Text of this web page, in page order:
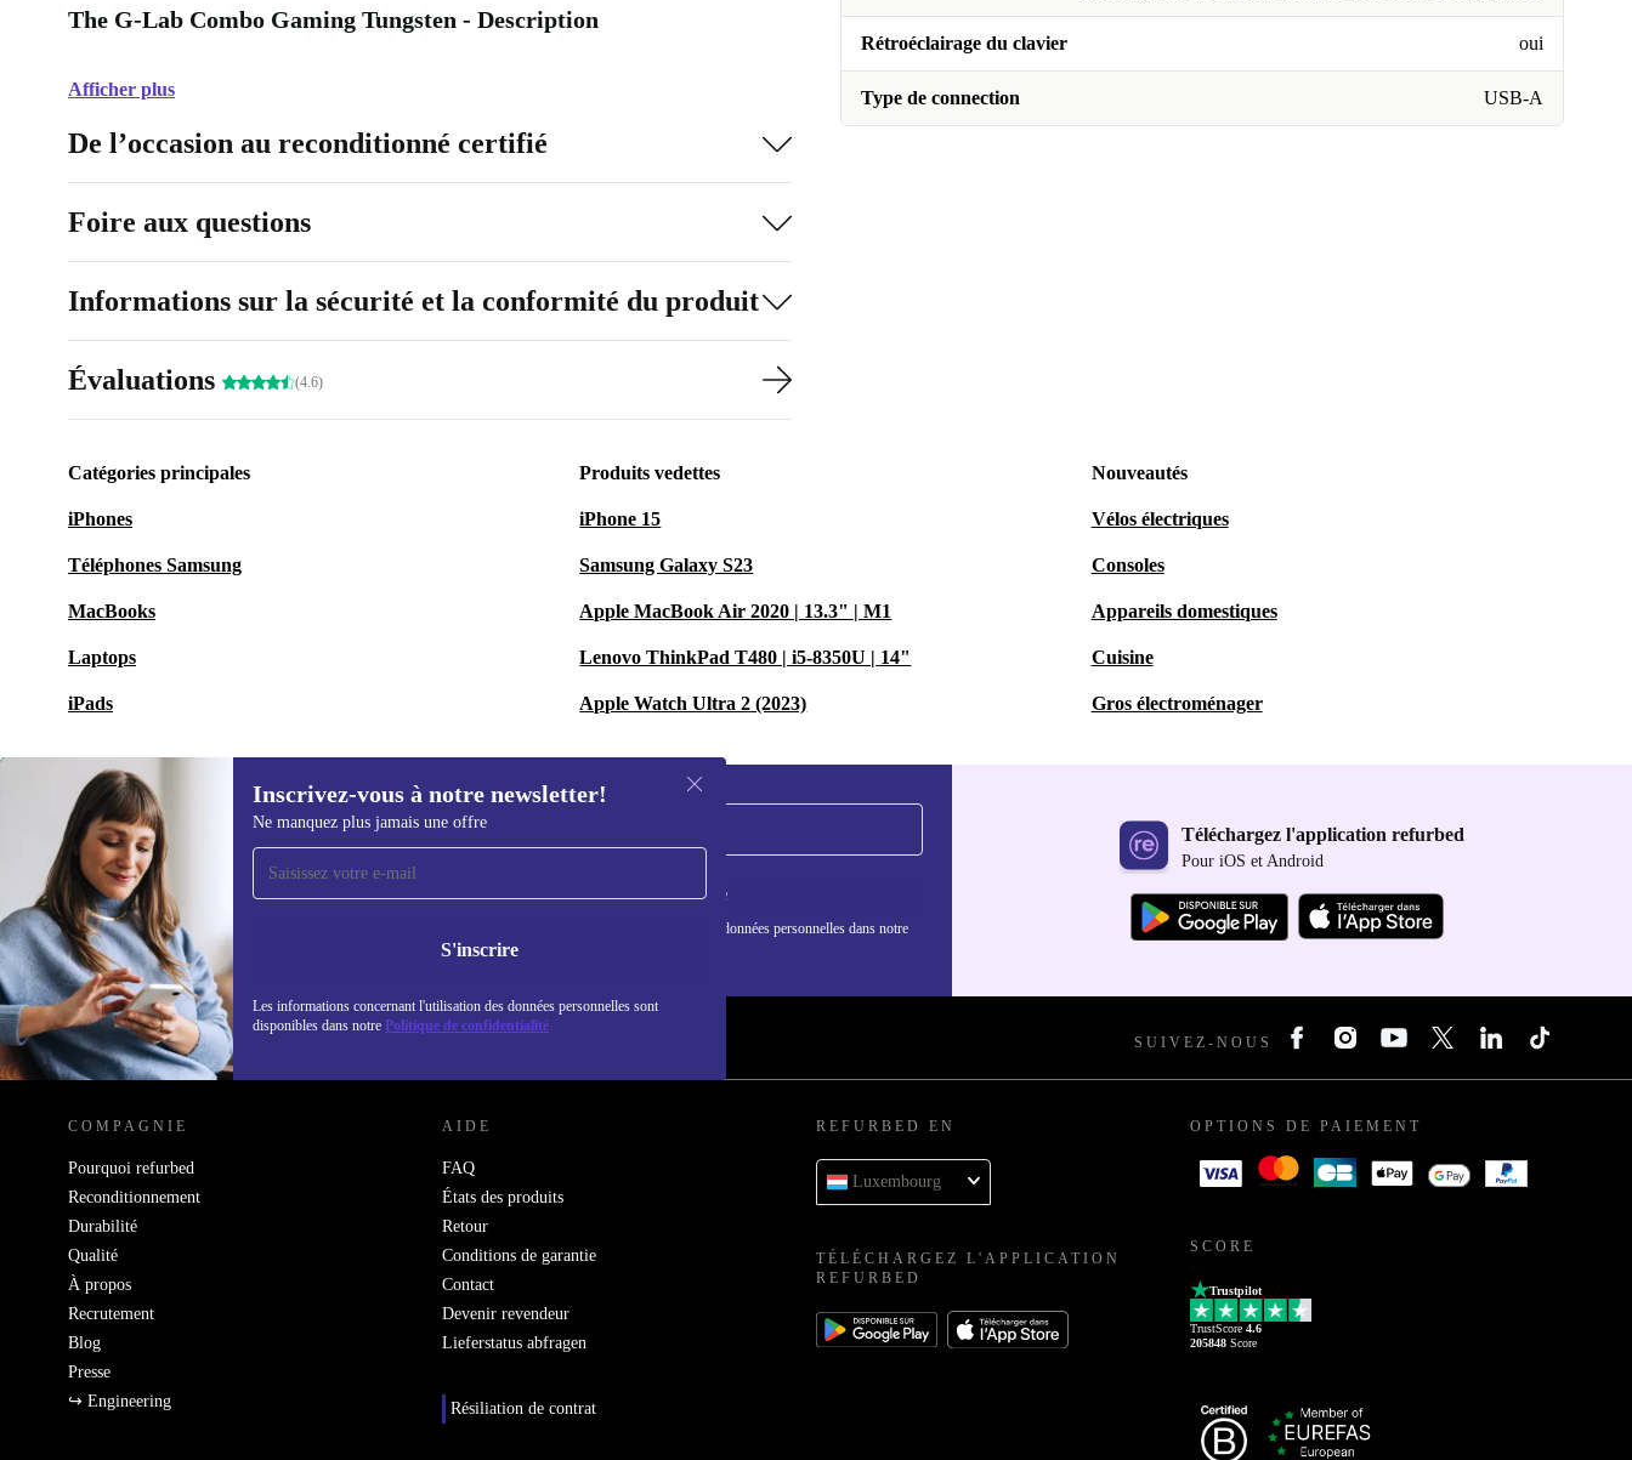
Rétroéclairage du clavier oui
Type de connection USB-A
The G-Lab Combo Gaming Tungsten - Description
Afficher plus
De l’occasion au reconditionné certifié
Foire aux questions
Informations sur la sécurité et la conformité du produit
Évaluations (4.6)
Catégories principales
iPhones
Téléphones Samsung
MacBooks
Laptops
iPads
Produits vedettes
iPhone 15
Samsung Galaxy S23
Apple MacBook Air 2020 | 13.3" | M1
Lenovo ThinkPad T480 | i5-8350U | 14"
Apple Watch Ultra 2 (2023)
Nouveautés
Vélos électriques
Consoles
Appareils domestiques
Cuisine
Gros électroménager
Inscrivez-vous à notre newsletter!
Ne manquez plus jamais une offre
S'inscrire
Les informations concernant l'utilisation des données personnelles sont
disponibles dans notre Politique de confidentialité
Recevoir offres et infos de
refurbed par mail
Ne manquez plus aucune offre.
S'inscrire
Retrouvez les informations sur l'utilisation des données personnelles dans notre
politique de confidentialité
Téléchargez l'application refurbed
Pour iOS et Android
REFURBED LUXEMBOURG - RETHINK NEW. SUIVEZ-NOUS
COMPAGNIE
Pourquoi refurbed
Reconditionnement
Durabilité
Qualité
À propos
Recrutement
Blog
Presse
↪ Engineering
AIDE
FAQ
États des produits
Retour
Conditions de garantie
Contact
Devenir revendeur
Lieferstatus abfragen
Résiliation de contrat
REFURBED EN
Luxembourg
TÉLÉCHARGEZ L'APPLICATION
REFURBED
OPTIONS DE PAIEMENT
SCORE
Trustpilot
TrustScore 4.6
205848 Score